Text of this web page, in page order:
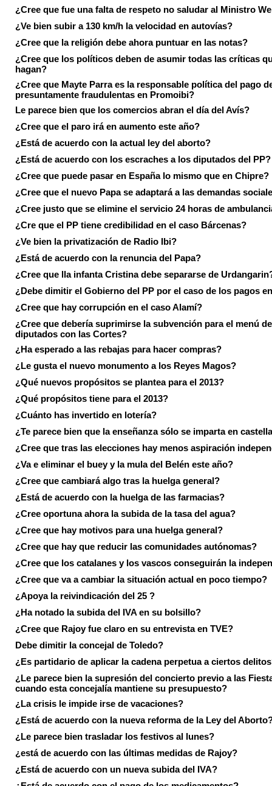
¿Cree que fue una falta de respeto no saludar al Ministro
¿Ve bien subir a 130 km/h la velocidad en autovías?
¿Cree que la religión debe ahora puntuar en las notas?
¿Cree que los políticos deben de asumir todas las críticas
hagan?
¿Cree que Mayte Parra es la responsable política del pago
presuntamente fraudulentas en Promoibi?
Le parece bien que los comercios abran el día del Avís?
¿Cree que el paro irá en aumento este año?
¿Está de acuerdo con la actual ley del aborto?
¿Está de acuerdo con los escraches a los diputados del PP?
¿Cree que puede pasar en España lo mismo que en Chipre?
¿Cree que el nuevo Papa se adaptará a las demandas
¿Cree justo que se elimine el servicio 24 horas de
¿Cre que el PP tiene credibilidad en el caso Bárcenas?
¿Ve bien la privatización de Radio Ibi?
¿Está de acuerdo con la renuncia del Papa?
¿Cree que lla infanta Cristina debe separarse de
¿Debe dimitir el Gobierno del PP por el caso de los pagos
¿Cree que hay corrupción en el caso Alamí?
¿Cree que debería suprimirse la subvención para el menú
diputados con las Cortes?
¿Ha esperado a las rebajas para hacer compras?
¿Le gusta el nuevo monumento a los Reyes Magos?
¿Qué nuevos propósitos se plantea para el 2013?
¿Qué propósitos tiene para el 2013?
¿Cuánto has invertido en lotería?
¿Te parece bien que la enseñanza sólo se imparta en
¿Cree que tras las elecciones hay menos aspiración
¿Va e eliminar el buey y la mula del Belén este año?
¿Cree que cambiará algo tras la huelga general?
¿Está de acuerdo con la huelga de las farmacias?
¿Cree oportuna ahora la subida de la tasa del agua?
¿Cree que hay motivos para una huelga general?
¿Cree que hay que reducir las comunidades autónomas?
¿Cree que los catalanes y los vascos conseguirán la
¿Cree que va a cambiar la situación actual en poco tiempo?
¿Apoya la reivindicación del 25 ?
¿Ha notado la subida del IVA en su bolsillo?
¿Cree que Rajoy fue claro en su entrevista en TVE?
Debe dimitir la concejal de Toledo?
¿Es partidario de aplicar la cadena perpetua a ciertos
¿Le parece bien la supresión del concierto previo a las
cuando esta concejalía mantiene su presupuesto?
¿La crisis le impide irse de vacaciones?
¿Está de acuerdo con la nueva reforma de la Ley del
¿Le parece bien trasladar los festivos al lunes?
¿está de acuerdo con las últimas medidas de Rajoy?
¿Está de acuerdo con un nueva subida del IVA?